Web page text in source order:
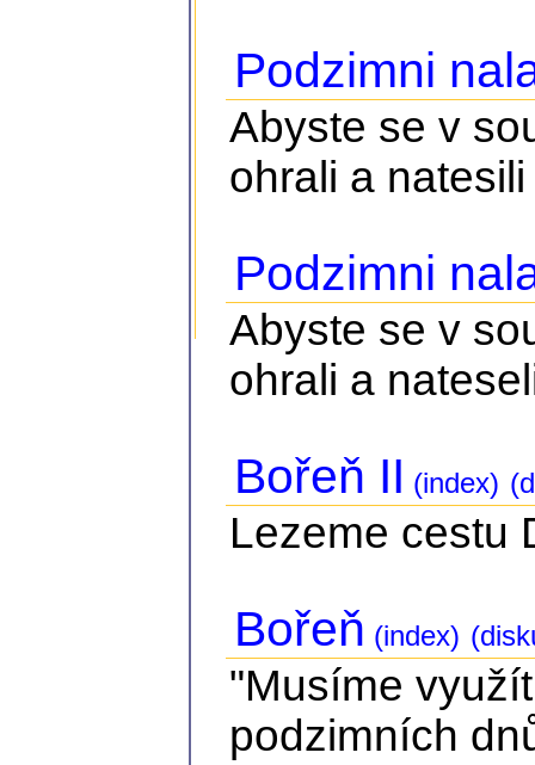
Podzimni
Abyste se v
ohrali a
Podzimni
Abyste se v
ohrali a
Bořeň II (index)
Lezeme cestu
Bořeň (index)
"Musíme
podzimních